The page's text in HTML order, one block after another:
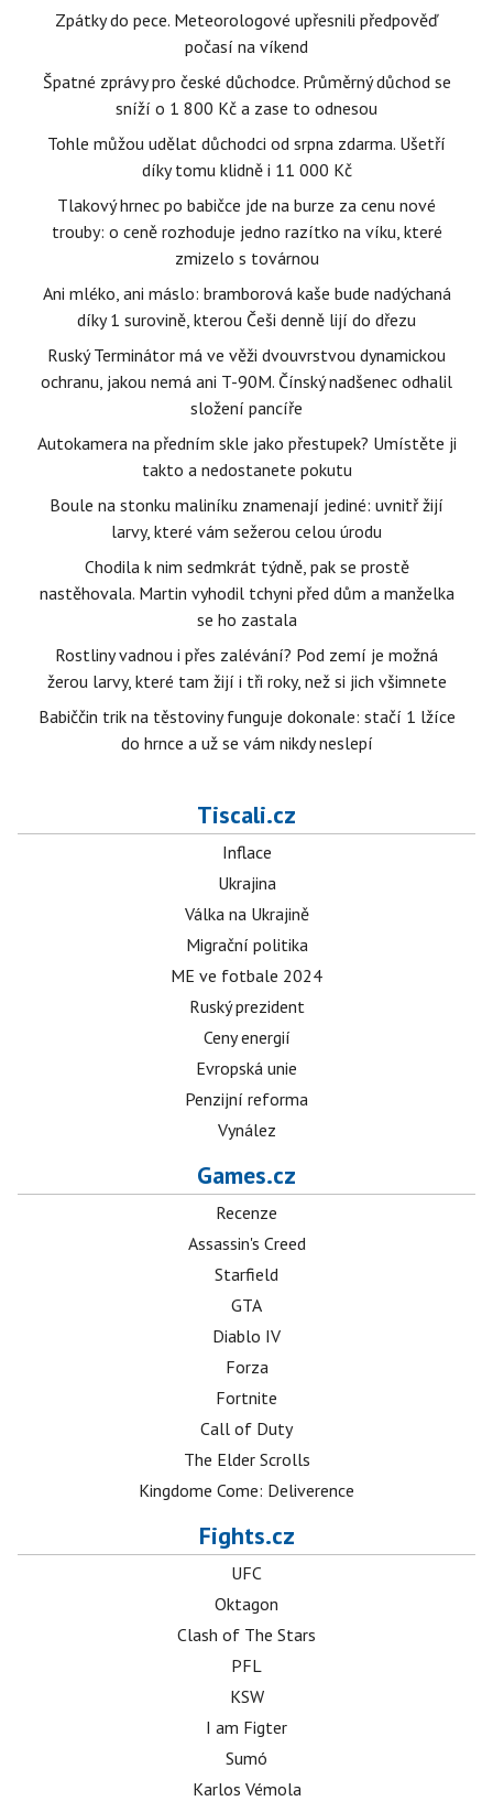
Zpátky do pece. Meteorologové upřesnili předpověď
počasí na víkend
Špatné zprávy pro české důchodce. Průměrný důchod se
sníží o 1 800 Kč a zase to odnesou
Tohle můžou udělat důchodci od srpna zdarma. Ušetří
díky tomu klidně i 11 000 Kč
Tlakový hrnec po babičce jde na burze za cenu nové
trouby: o ceně rozhoduje jedno razítko na víku, které
zmizelo s továrnou
Ani mléko, ani máslo: bramborová kaše bude nadýchaná
díky 1 surovině, kterou Češi denně lijí do dřezu
Ruský Terminátor má ve věži dvouvrstvou dynamickou
ochranu, jakou nemá ani T-90M. Čínský nadšenec odhalil
složení pancíře
Autokamera na předním skle jako přestupek? Umístěte ji
takto a nedostanete pokutu
Boule na stonku maliníku znamenají jediné: uvnitř žijí
larvy, které vám sežerou celou úrodu
Chodila k nim sedmkrát týdně, pak se prostě
nastěhovala. Martin vyhodil tchyni před dům a manželka
se ho zastala
Rostliny vadnou i přes zalévání? Pod zemí je možná
žerou larvy, které tam žijí i tři roky, než si jich všimnete
Babiččin trik na těstoviny funguje dokonale: stačí 1 lžíce
do hrnce a už se vám nikdy neslepí
Tiscali.cz
Inflace
Ukrajina
Válka na Ukrajině
Migrační politika
ME ve fotbale 2024
Ruský prezident
Ceny energií
Evropská unie
Penzijní reforma
Vynález
Games.cz
Recenze
Assassin's Creed
Starfield
GTA
Diablo IV
Forza
Fortnite
Call of Duty
The Elder Scrolls
Kingdome Come: Deliverence
Fights.cz
UFC
Oktagon
Clash of The Stars
PFL
KSW
I am Figter
Sumó
Karlos Vémola